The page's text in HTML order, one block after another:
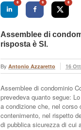
0 0 0
Assemblee di
risposta è SI.
By Antonio Azzaretto 16
Assemblee di condominio
prevedeva quanto segue:
a condizione che, nel
contenimento, nel rispetto
di pubblica sicurezza di cui